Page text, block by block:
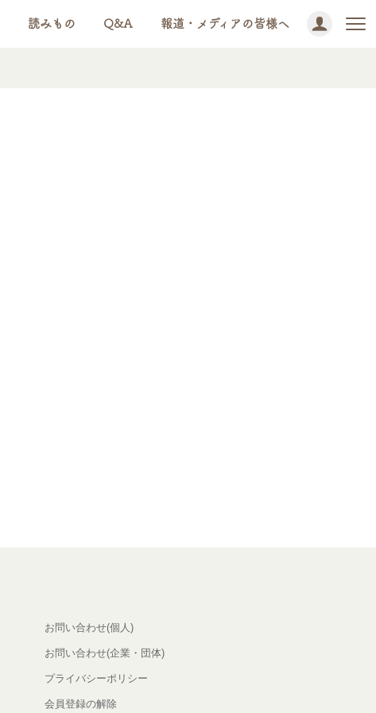
読みもの Q&A 報道・メディアの皆様へ
お問い合わせ(個人)
お問い合わせ(企業・団体)
プライバシーポリシー
会員登録の解除